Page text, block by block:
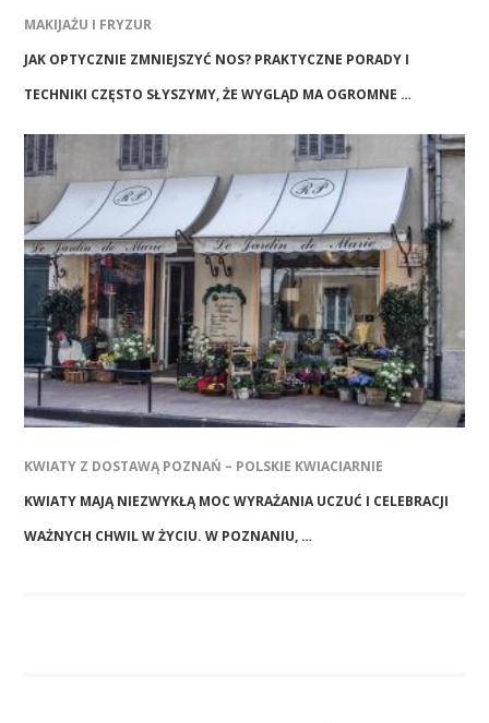
MAKIJAŻU I FRYZUR
JAK OPTYCZNIE ZMNIEJSZYĆ NOS? PRAKTYCZNE PORADY I
TECHNIKI CZĘSTO SŁYSZYMY, ŻE WYGLĄD MA OGROMNE …
KWIATY Z DOSTAWĄ POZNAŃ – POLSKIE KWIACIARNIE
KWIATY MAJĄ NIEZWYKŁĄ MOC WYRAŻANIA UCZUĆ I CELEBRACJI
WAŻNYCH CHWIL W ŻYCIU. W POZNANIU, …